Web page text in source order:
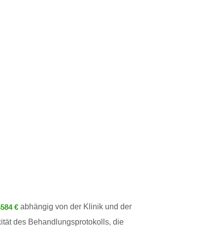
€ abhängig von der Klinik und der
des Behandlungsprotokolls, die